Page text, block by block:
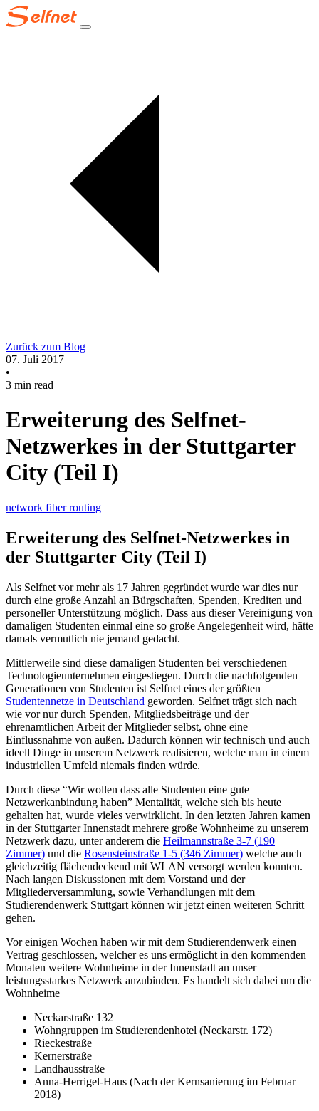
Zurück zum Blog
07. Juli 2017
•
3 min read
Erweiterung des Selfnet-
Netzwerkes in der Stuttgarter
City (Teil I)
network fiberrouting
Erweiterung des Selfnet-Netzwerkes in
der Stuttgarter City (Teil I)
Als Selfnet vor mehr als 17 Jahren gegründet wurde war dies nur
durch eine große Anzahl an Bürgschaften, Spenden, Krediten und
personeller Unterstützung möglich. Dass aus dieser Vereinigung von
damaligen Studenten einmal eine so große Angelegenheit wird, hätte
damals vermutlich nie jemand gedacht.
Mittlerweile sind diese damaligen Studenten bei verschiedenen
Technologieunternehmen eingestiegen. Durch die nachfolgenden
Generationen von Studenten ist Selfnet eines der größten
Studentennetze in Deutschland geworden. Selfnet trägt sich nach
wie vor nur durch Spenden, Mitgliedsbeiträge und der
ehrenamtlichen Arbeit der Mitglieder selbst, ohne eine
Einflussnahme von außen. Dadurch können wir technisch und auch
ideell Dinge in unserem Netzwerk realisieren, welche man in einem
industriellen Umfeld niemals finden würde.
Durch diese “Wir wollen dass alle Studenten eine gute
Netzwerkanbindung haben” Mentalität, welche sich bis heute
gehalten hat, wurde vieles verwirklicht. In den letzten Jahren kamen
in der Stuttgarter Innenstadt mehrere große Wohnheime zu unserem
Netzwerk dazu, unter anderem die Heilmannstraße 3-7 (190
Zimmer) und die Rosensteinstraße 1-5 (346 Zimmer) welche auch
gleichzeitig flächendeckend mit WLAN versorgt werden konnten.
Nach langen Diskussionen mit dem Vorstand und der
Mitgliederversammlung, sowie Verhandlungen mit dem
Studierendenwerk Stuttgart können wir jetzt einen weiteren Schritt
gehen.
Vor einigen Wochen haben wir mit dem Studierendenwerk einen
Vertrag geschlossen, welcher es uns ermöglicht in den kommenden
Monaten weitere Wohnheime in der Innenstadt an unser
leistungsstarkes Netzwerk anzubinden. Es handelt sich dabei um die
Wohnheime
Neckarstraße 132
Wohngruppen im Studierendenhotel (Neckarstr. 172)
Rieckestraße
Kernerstraße
Landhausstraße
Anna-Herrigel-Haus (Nach der Kernsanierung im Februar
2018)